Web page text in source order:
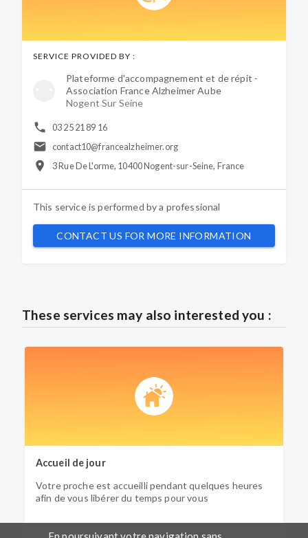
SERVICE PROVIDED BY :
Plateforme d'accompagnement et de répit -
Association France Alzheimer Aube
Nogent Sur Seine
03 25 21 89 16
contact10@francealzheimer.org
3 Rue De L'orme, 10400 Nogent-sur-Seine, France
This service is performed by a professional
CONTACT US FOR MORE INFORMATION
These services may also interested you :
Accueil de jour
Votre proche est accueilli pendant quelques heures
afin de vous libérer du temps pour vous